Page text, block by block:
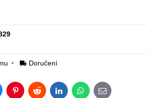
Doručení
PinterestRedditLinkedInWhatsApp
E-mail